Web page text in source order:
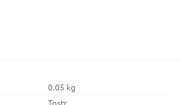
0.05 kg
Tostr